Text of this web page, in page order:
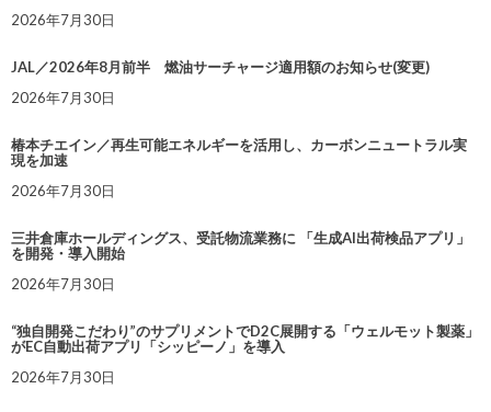
2026年7月30日
JAL／2026年8月前半 燃油サーチャージ適用額のお知らせ(変更)
2026年7月30日
椿本チエイン／再生可能エネルギーを活用し、カーボンニュートラル実
現を加速
2026年7月30日
三井倉庫ホールディングス、受託物流業務に 「生成AI出荷検品アプリ」
を開発・導入開始
2026年7月30日
“独自開発こだわり”のサプリメントでD2C展開する「ウェルモット製薬」
がEC自動出荷アプリ「シッピーノ」を導入
2026年7月30日